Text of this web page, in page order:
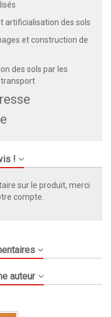
artificialisation des sols
et construction de
des sols par les
!
sur le produit, merci
compte.
auteur